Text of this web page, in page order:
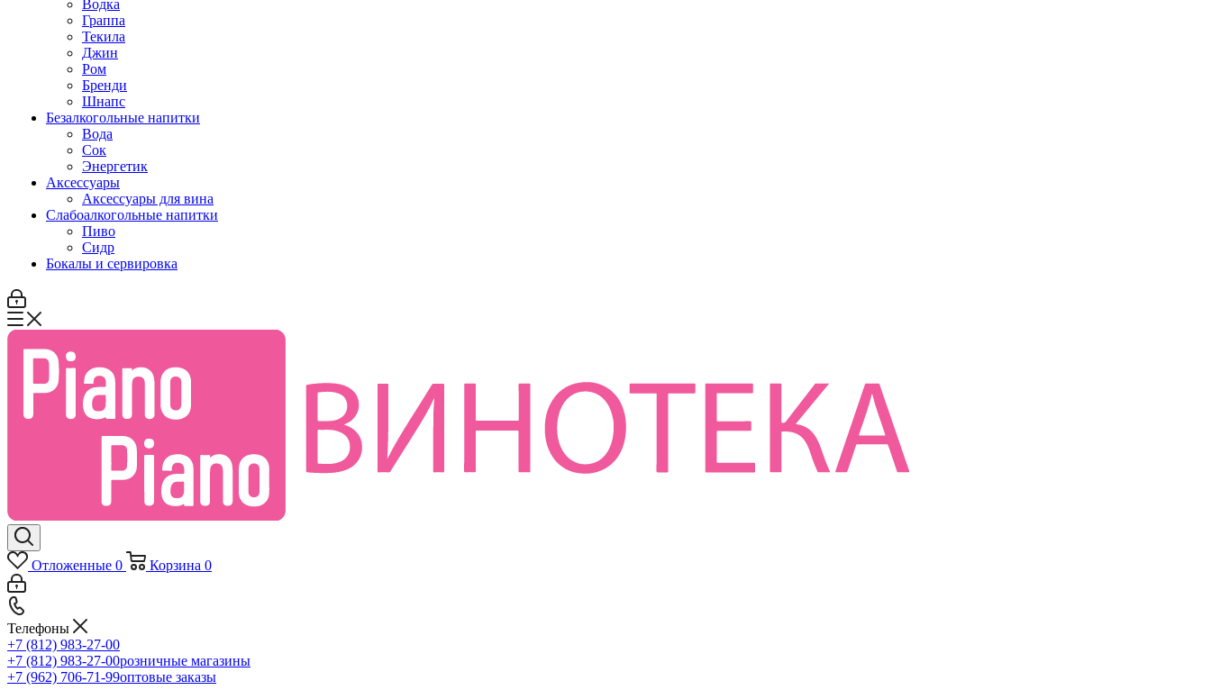
Водка
Граппа
Текила
Джин
Ром
Бренди
Шнапс
Безалкогольные напитки
Вода
Сок
Энергетик
Аксессуары
Аксессуары для вина
Слабоалкогольные напитки
Пиво
Сидр
Бокалы и сервировка
Отложенные 0 Корзина 0
Телефоны
+7 (812) 983-27-00
+7 (812) 983-27-00розничные магазины
+7 (962) 706-71-99оптовые заказы